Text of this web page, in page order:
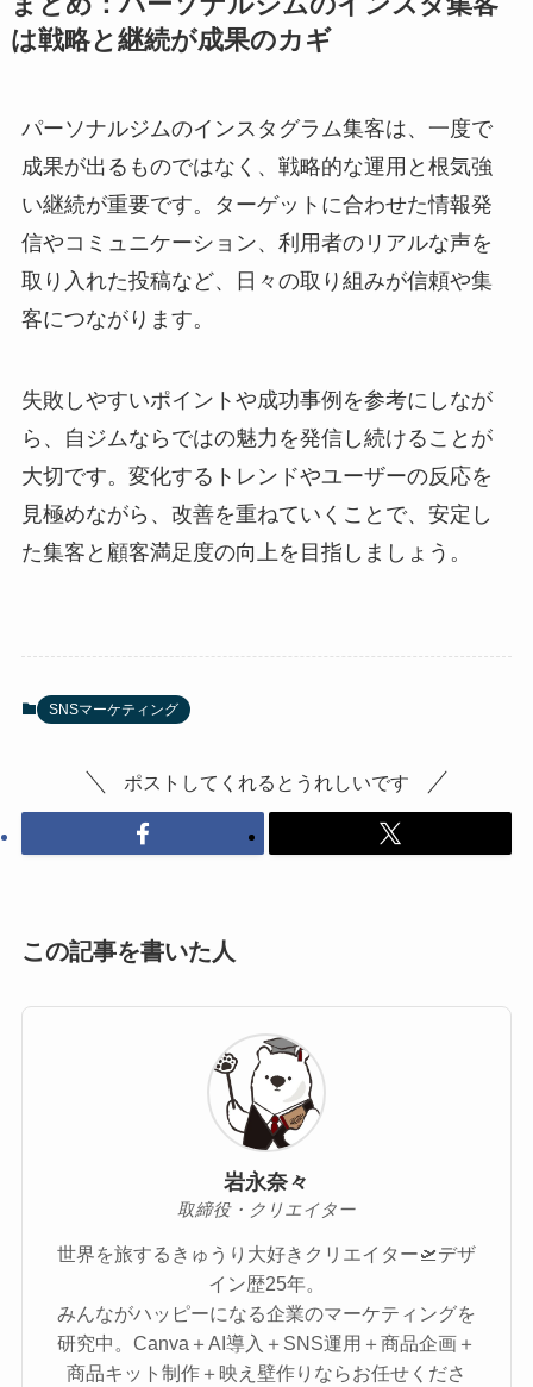
は戦略と継続が成果のカギ
パーソナルジムのインスタグラム集客は、一度で
成果が出るものではなく、戦略的な運用と根気強
い継続が重要です。ターゲットに合わせた情報発
信やコミュニケーション、利用者のリアルな声を
取り入れた投稿など、日々の取り組みが信頼や集
客につながります。
失敗しやすいポイントや成功事例を参考にしなが
ら、自ジムならではの魅力を発信し続けることが
大切です。変化するトレンドやユーザーの反応を
見極めながら、改善を重ねていくことで、安定し
た集客と顧客満足度の向上を目指しましょう。
SNSマーケティング
ポストしてくれるとうれしいです
この記事を書いた人
岩永奈々
取締役・クリエイター
世界を旅するきゅうり大好きクリエイター🛫デザ
イン歴25年。
みんながハッピーになる企業のマーケティングを
研究中。Canva＋AI導入＋SNS運用＋商品企画＋
商品キット制作＋映え壁作りならお任せくださ